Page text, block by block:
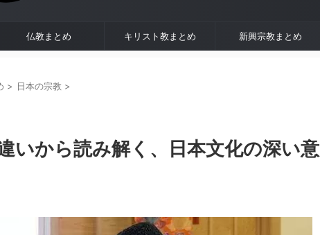
仏教まとめ キリスト教まとめ 新興宗教まとめ
> 日本の宗教 >
いから読み解く、日本文化の深い意